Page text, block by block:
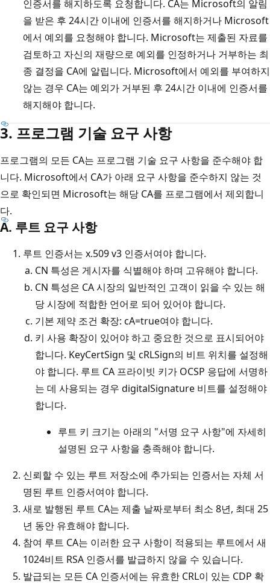
인증서를 해지하도록 요청합니다. CA는 Microsoft의 알림
을 받은 후 24시간 이내에 인증서를 해지하거나 Microsoft
에서 예외를 요청해야 합니다. Microsoft는 제출된 자료를
검토하고 자신의 재량으로 예외를 인정하거나 거부하는 최
종 결정을 CA에 알립니다. Microsoft에서 예외를 부여하지
않는 경우 CA는 예외가 거부된 후 24시간 이내에 인증서를
해지해야 합니다.
3. 프로그램 기술 요구 사항
프로그램의 모든 CA는 프로그램 기술 요구 사항을 준수해야 합
니다. Microsoft에서 CA가 아래 요구 사항을 준수하지 않는 것
으로 확인되면 Microsoft는 해당 CA를 프로그램에서 제외합니
다.
A. 루트 요구 사항
루트 인증서는 x.509 v3 인증서여야 합니다.
CN 특성은 게시자를 식별해야 하며 고유해야 합니다.
CN 특성은 CA 시장의 일반적인 고객이 읽을 수 있는 해
당 시장에 적합한 언어로 되어 있어야 합니다.
기본 제약 조건 확장: cA=true여야 합니다.
키 사용 확장이 있어야 하고 중요한 것으로 표시되어야
합니다. KeyCertSign 및 cRLSign의 비트 위치를 설정해
야 합니다. 루트 CA 프라이빗 키가 OCSP 응답에 서명하
는 데 사용되는 경우 digitalSignature 비트를 설정해야
합니다.
루트 키 크기는 아래의 "서명 요구 사항"에 자세히
설명된 요구 사항을 충족해야 합니다.
신뢰할 수 있는 루트 저장소에 추가되는 인증서는 자체 서
명된 루트 인증서여야 합니다.
새로 발행된 루트 CA는 제출 날짜로부터 최소 8년, 최대 25
년 동안 유효해야 합니다.
참여 루트 CA는 이러한 요구 사항이 적용되는 루트에서 새
1024비트 RSA 인증서를 발급하지 않을 수 있습니다.
발급되는 모든 CA 인증서에는 유효한 CRL이 있는 CDP 확